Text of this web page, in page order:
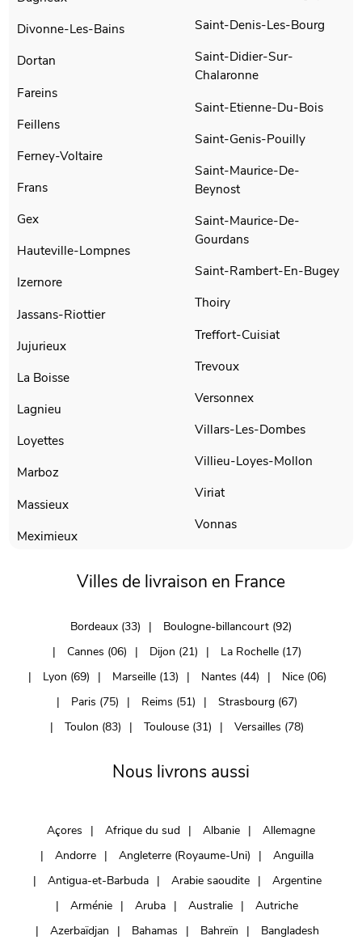
Divonne-Les-Bains
Dortan
Fareins
Feillens
Ferney-Voltaire
Frans
Gex
Hauteville-Lompnes
Izernore
Jassans-Riottier
Jujurieux
La Boisse
Lagnieu
Loyettes
Marboz
Massieux
Meximieux
Saint-Denis-Les-Bourg
Saint-Didier-Sur-
Chalaronne
Saint-Etienne-Du-Bois
Saint-Genis-Pouilly
Saint-Maurice-De-
Beynost
Saint-Maurice-De-
Gourdans
Saint-Rambert-En-Bugey
Thoiry
Treffort-Cuisiat
Trevoux
Versonnex
Villars-Les-Dombes
Villieu-Loyes-Mollon
Viriat
Vonnas
Villes de livraison en France
Bordeaux (33)
Boulogne-billancourt (92)
Cannes (06)
Dijon (21)
La Rochelle (17)
Lyon (69)
Marseille (13) Nantes (44)
Nice (06)
Paris (75)
Reims (51)
Strasbourg (67)
Toulon (83)
Toulouse (31) Versailles (78)
Nous livrons aussi
Açores Afrique du sud Albanie
Allemagne
Andorre
Angleterre (Royaume-Uni)
Anguilla
Antigua-et-Barbuda
Arabie saoudite
Argentine
Arménie
Aruba Australie
Autriche
Azerbaïdjan
Bahamas Bahreïn
Bangladesh